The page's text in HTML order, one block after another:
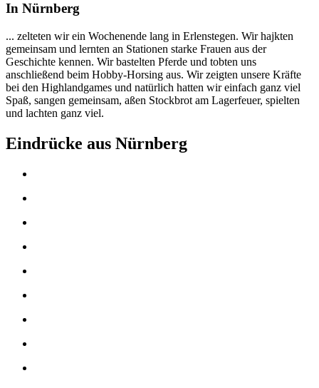
In Nürnberg
... zelteten wir ein Wochenende lang in Erlenstegen. Wir hajkten
gemeinsam und lernten an Stationen starke Frauen aus der
Geschichte kennen. Wir bastelten Pferde und tobten uns
anschließend beim Hobby-Horsing aus. Wir zeigten unsere Kräfte
bei den Highlandgames und natürlich hatten wir einfach ganz viel
Spaß, sangen gemeinsam, aßen Stockbrot am Lagerfeuer, spielten
und lachten ganz viel.
Eindrücke aus Nürnberg